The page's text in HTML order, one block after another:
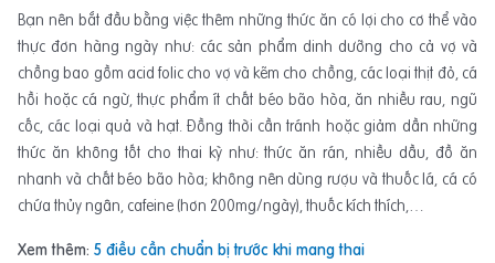
Bạn nên bắt đầu bằng việc thêm những thức ăn có lợi cho cơ thể vào
thực đơn hàng ngày như: các sản phẩm dinh dưỡng cho cả vợ và
chồng bao gồm acid folic cho vợ và kẽm cho chồng, các loại thịt đỏ, cá
hồi hoặc cá ngừ, thực phẩm ít chất béo bão hòa, ăn nhiều rau, ngũ
cốc, các loại quả và hạt. Đồng thời cần tránh hoặc giảm dần những
thức ăn không tốt cho thai kỳ như: thức ăn rán, nhiều dầu, đồ ăn
nhanh và chất béo bão hòa; không nên dùng rượu và thuốc lá, cá có
chứa thủy ngân, cafeine (hơn 200mg/ngày), thuốc kích thích,…
Xem thêm: 5 điều cần chuẩn bị trước khi mang thai